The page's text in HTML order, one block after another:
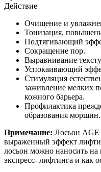
Действие
Очищение и
Тонизация,
Подтягивающий
Сокращение пор.
Выравнивание
Успокаивающий
Стимуляция
заживление мелких
кожного барьера.
Профилактика
образования морщин.
Примечание: Лосьон AGE
выраженный эффект
лосьон можно наносить на
экспресс- лифтинга и как